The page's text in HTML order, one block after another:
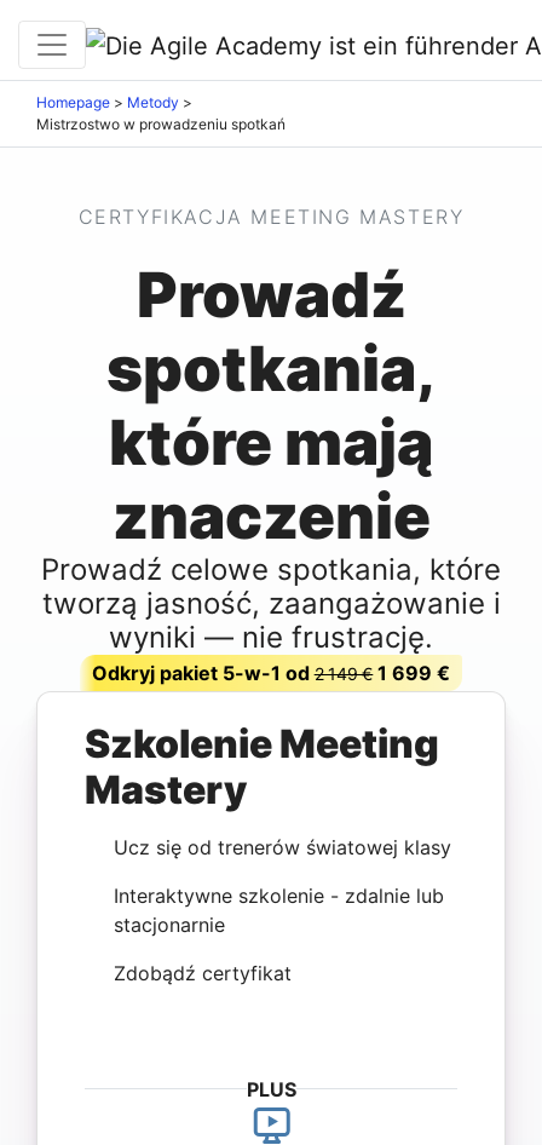
Homepage > Metody >
Mistrzostwo w prowadzeniu spotkań
CERTYFIKACJA MEETING MASTERY
Prowadź
spotkania,
które mają
znaczenie
Prowadź celowe spotkania, które
tworzą jasność, zaangażowanie i
wyniki — nie frustrację.
Odkryj pakiet 5-w-1 od2 149 €1 699 €
Szkolenie Meeting
Mastery
Ucz się od trenerów światowej klasy
Interaktywne szkolenie - zdalnie lub
stacjonarnie
Zdobądź certyfikat
PLUS